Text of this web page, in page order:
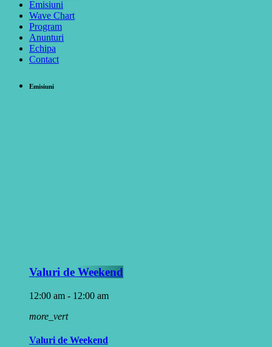
Emisiuni
Wave Chart
Program
Anunturi
Echipa
Contact
Emisiuni
Valuri de Weekend
12:00 am - 12:00 am
more_vert
Valuri de Weekend